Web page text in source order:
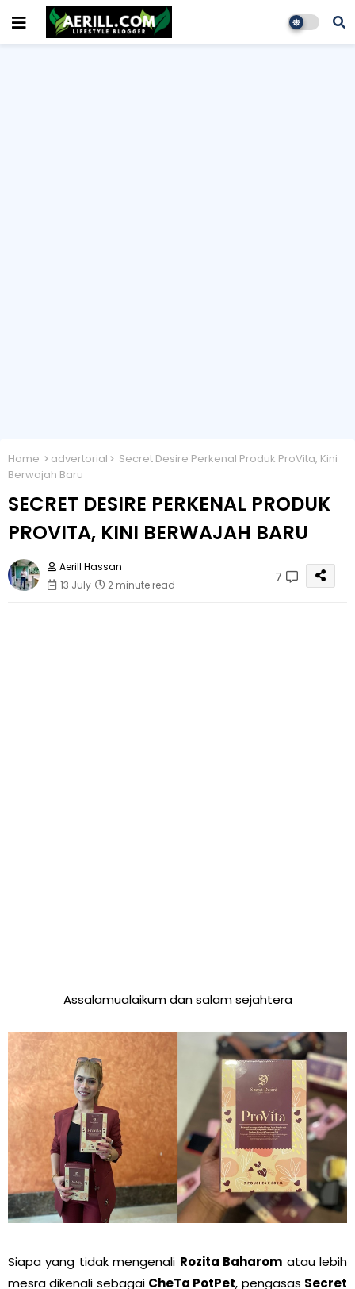
Home advertorial
Secret Desire Perkenal Produk ProVita, Kini
Berwajah Baru
SECRET DESIRE PERKENAL PRODUK
PROVITA, KINI BERWAJAH BARU
Aerill Hassan
13 July
2 minute read 7
Assalamualaikum dan salam sejahtera
Siapa yang tidak mengenali Rozita Baharom atau lebih
mesra dikenali sebagai CheTa PotPet, pengasas Secret